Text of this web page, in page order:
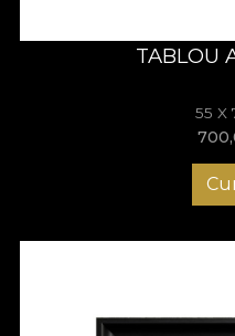
TABLOU
55 X